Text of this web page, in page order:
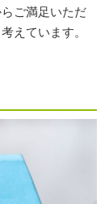
ご満足いただ
えています。